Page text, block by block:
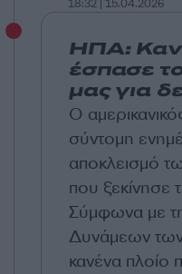
18:32 | 15.04.2026
ΗΠΑ:
έσπασε
μας για
Ο
σύντομη
αποκλεισμό
που ξεκίνησε
Σύμφωνα με
Δυνάμεων
κανένα